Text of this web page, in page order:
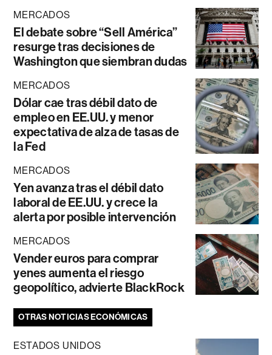
MERCADOS
El debate sobre “Sell América”
resurge tras decisiones de
Washington que siembran dudas
MERCADOS
Dólar cae tras débil dato de
empleo en EE.UU. y menor
expectativa de alza de tasas de
la Fed
MERCADOS
Yen avanza tras el débil dato
laboral de EE.UU. y crece la
alerta por posible intervención
MERCADOS
Vender euros para comprar
yenes aumenta el riesgo
geopolítico, advierte BlackRock
OTRAS NOTICIAS ECONÓMICAS
ESTADOS UNIDOS